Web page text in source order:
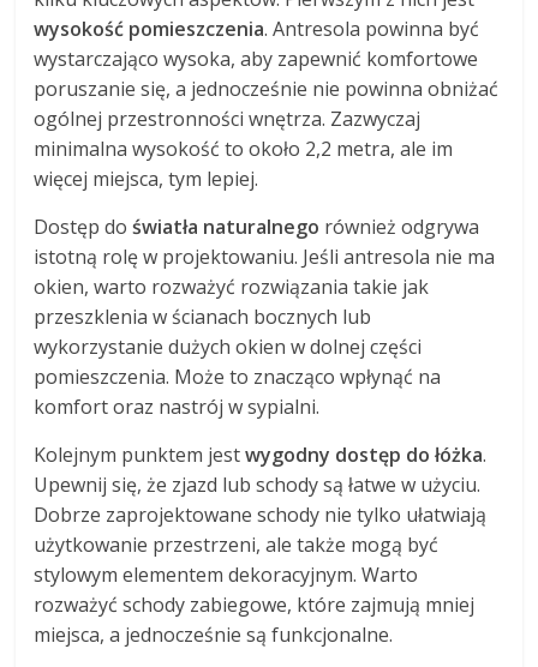
wysokość pomieszczenia. Antresola powinna być
wystarczająco wysoka, aby zapewnić komfortowe
poruszanie się, a jednocześnie nie powinna obniżać
ogólnej przestronności wnętrza. Zazwyczaj
minimalna wysokość to około 2,2 metra, ale im
więcej miejsca, tym lepiej.
Dostęp doświatła naturalnego również odgrywa
istotną rolę w projektowaniu. Jeśli antresola nie ma
okien, warto rozważyć rozwiązania takie jak
przeszklenia w ścianach bocznych lub
wykorzystanie dużych okien w dolnej części
pomieszczenia. Może to znacząco wpłynąć na
komfort oraz nastrój w sypialni.
Kolejnym punktem jestwygodny dostęp do łóżka.
Upewnij się, że zjazd lub schody są łatwe w użyciu.
Dobrze zaprojektowane schody nie tylko ułatwiają
użytkowanie przestrzeni, ale także mogą być
stylowym elementem dekoracyjnym. Warto
rozważyć schody zabiegowe, które zajmują mniej
miejsca, a jednocześnie są funkcjonalne.